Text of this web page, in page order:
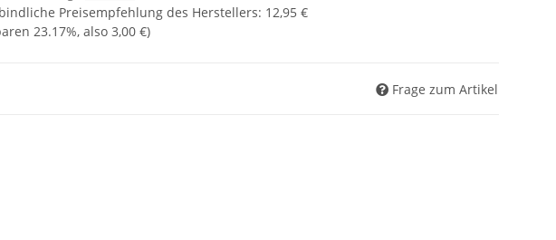
Preisempfehlung des Herstellers: 12,95 €
23.17%, also 3,00 €)
Frage zum Artikel